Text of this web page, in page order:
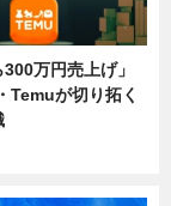
300万円売上げ」
Temuが切り拓く